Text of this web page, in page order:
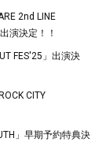
2nd LINE
演決定！！
FES'25」出演決
CITY
」早期予約特典決